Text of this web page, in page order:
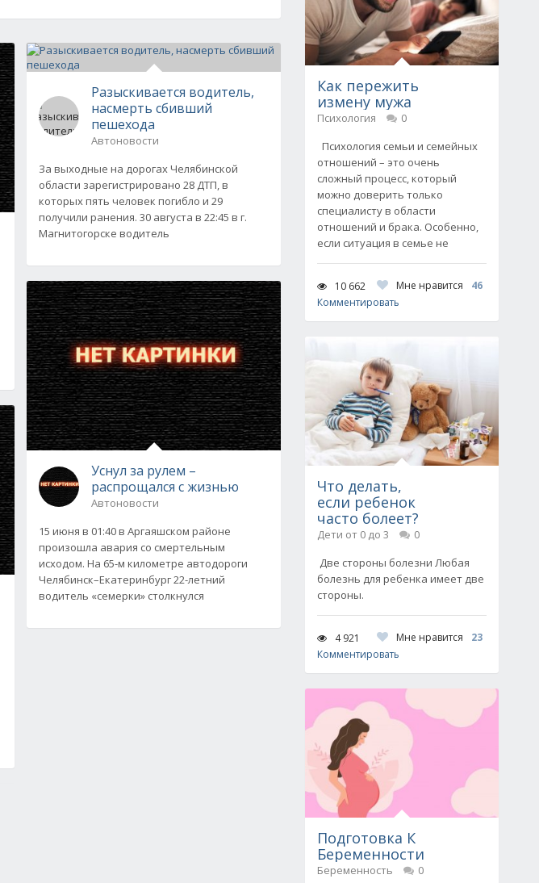
Разыскивается водитель,
насмерть сбивший
пешехода
Автоновости
За выходные на дорогах Челябинской
области зарегистрировано 28 ДТП, в
которых пять человек погибло и 29
получили ранения. 30 августа в 22:45 в г.
Магнитогорске водитель
Уснул за рулем –
распрощался с жизнью
Автоновости
15 июня в 01:40 в Аргаяшском районе
произошла авария со смертельным
исходом. На 65-м километре автодороги
Челябинск–Екатеринбург 22-летний
водитель «семерки» столкнулся
Как пережить
измену мужа
Психология
0
Психология семьи и семейных
отношений – это очень
сложный процесс, который
можно доверить только
специалисту в области
отношений и брака. Особенно,
если ситуация в семье не
10 662 Мне нравится
46
Комментировать
Что делать,
если ребенок
часто болеет?
Дети от 0 до 3
0
Две стороны болезни Любая
болезнь для ребенка имеет две
стороны.
4 921 Мне нравится
23
Комментировать
Подготовка К
Беременности
Беременность
0